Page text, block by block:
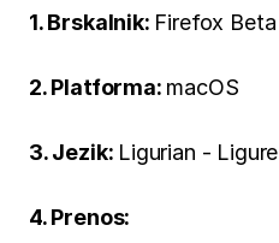
1. Brskalnik: Firefox Beta
2. Platforma: macOS
3. Jezik: Ligurian - Ligure
4. Prenos: